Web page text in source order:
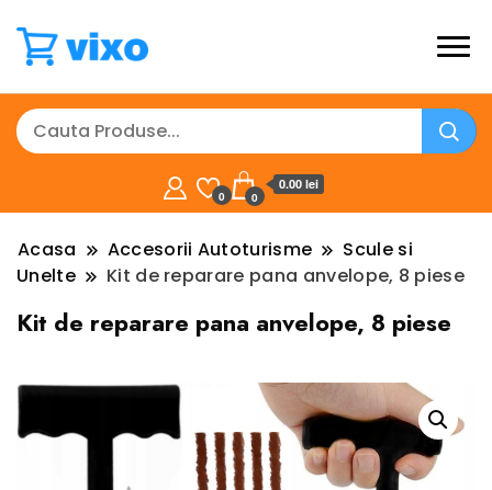
0 0
0.00 lei
Acasa Accesorii Autoturisme
Scule si
Unelte
Kit de reparare pana anvelope, 8 piese
Kit de reparare pana anvelope, 8 piese